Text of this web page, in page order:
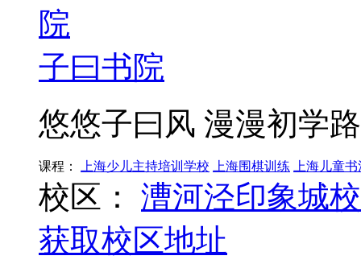
子曰书院
悠悠子曰风 漫漫初学路
课程： 上海少儿主持培训学校 上海围棋训练 上海儿童
校区：
漕河泾印象城
获取校区地址